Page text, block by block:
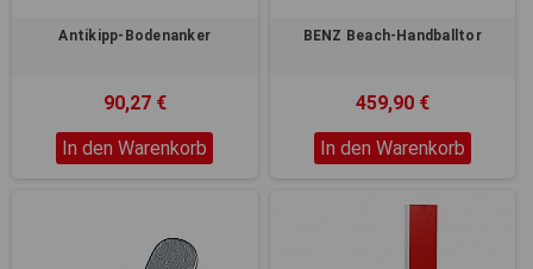
Antikipp-Bodenanker
90,27 €
In den Warenkorb
BENZ Beach-Handballtor
459,90 €
In den Warenkorb